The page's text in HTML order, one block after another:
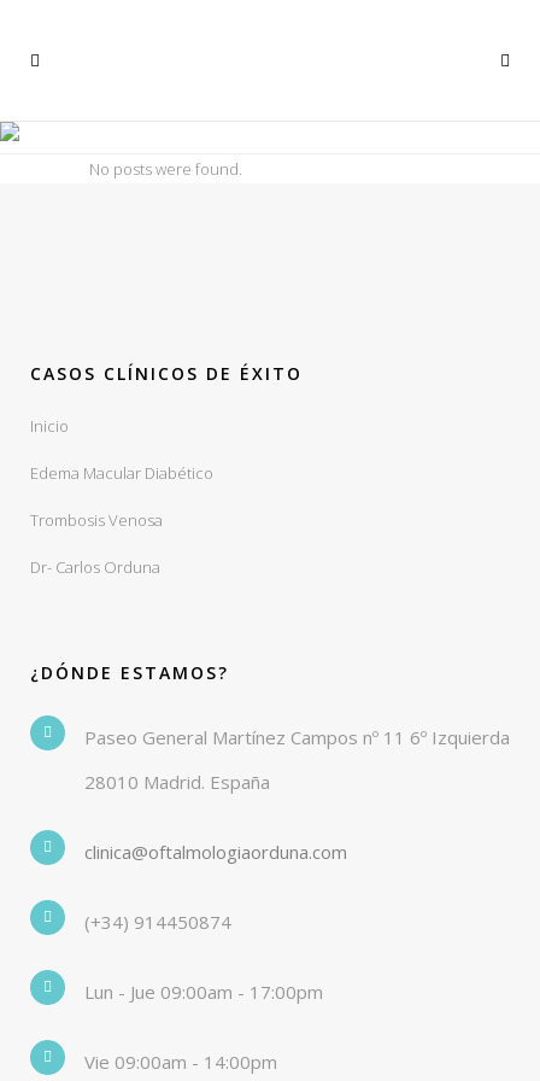
No posts were found.
CASOS CLÍNICOS DE ÉXITO
Inicio
Edema Macular Diabético
Trombosis Venosa
Dr- Carlos Orduna
¿DÓNDE ESTAMOS?
Paseo General Martínez Campos nº 11 6º Izquierda
28010 Madrid. España
clinica@oftalmologiaorduna.com
(+34) 914450874
Lun - Jue 09:00am - 17:00pm
Vie 09:00am - 14:00pm